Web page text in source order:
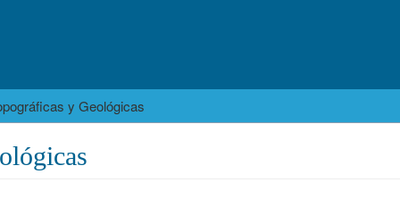
y Geológicas